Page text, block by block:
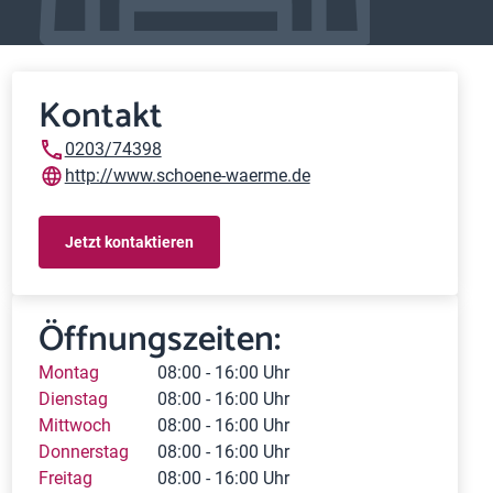
Kontakt
0203/74398
http://www.schoene-waerme.de
Jetzt kontaktieren
Öffnungszeiten:
Montag
08:00 - 16:00 Uhr
Dienstag
08:00 - 16:00 Uhr
Mittwoch
08:00 - 16:00 Uhr
Donnerstag
08:00 - 16:00 Uhr
Freitag
08:00 - 16:00 Uhr